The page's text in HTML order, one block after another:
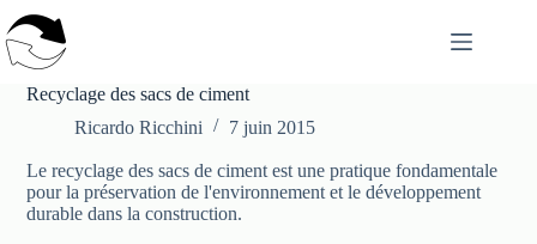
au
contenu
Recyclage des sacs de ciment
Ricardo Ricchini
7 juin 2015
Le recyclage des sacs de ciment est une pratique fondamentale
pour la préservation de l'environnement et le développement
durable dans la construction.